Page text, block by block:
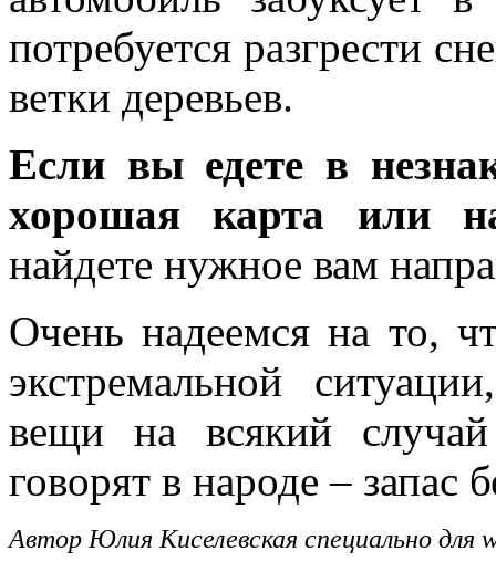
потребуется разгрести
ветки деревьев.
Если вы едете в
хорошая карта или
найдете нужное вам
Очень надеемся на то,
экстремальной
вещи на всякий
говорят в народе – запас
Автор Юлия Киселевская специально для